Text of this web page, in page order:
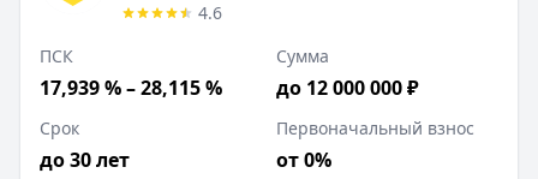
4.6
ПСК
17,939 % – 28,115 %
Сумма
до 12 000 000 ₽
Срок
до 30 лет
Первоначальный взнос
от 0%